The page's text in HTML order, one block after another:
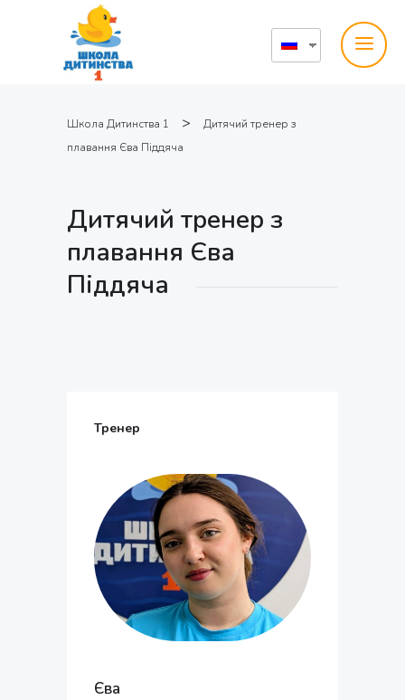
Школа Дитинства 1 >
Дитячий тренер з
плавання Єва Піддяча
Дитячий тренер з
плавання Єва
Піддяча
Тренер
Єва